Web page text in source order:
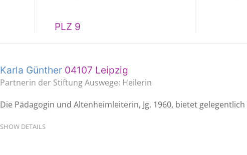
PLZ 9
Karla Günther 04107 Leipzig
Partnerin der Stiftung Auswege: Heilerin
Die Pädagogin und Altenheimleiterin, Jg. 1960, bietet gelegentlich
SHOW DETAILS